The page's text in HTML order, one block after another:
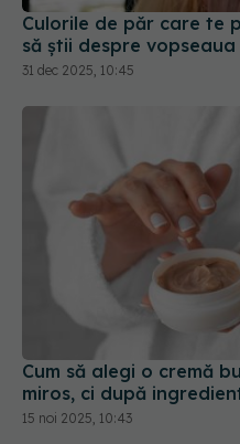
Cum să alegi o cremă
miros, ci după